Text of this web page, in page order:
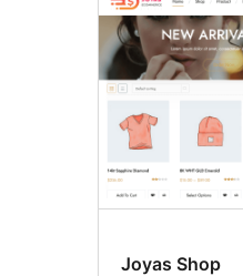
Joyas Shop